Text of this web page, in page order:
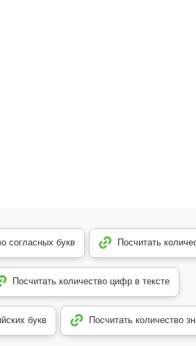
согласных букв Посчитать
Посчитать количество цифр в тексте
букв Посчитать количество